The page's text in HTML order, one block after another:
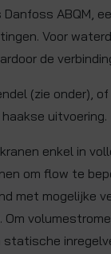
ABQM,
Voor
de
(zie onder),
uitvoering.
enkel in
om flow te
met mogelijke
statische